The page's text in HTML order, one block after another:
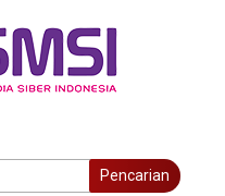
Pencarian